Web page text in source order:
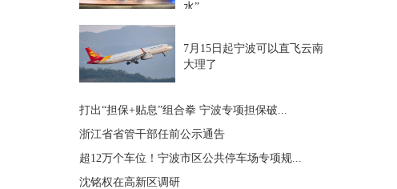
水”
7月15日起宁波可以直飞云南
大理了
打出“担保+贴息”组合拳 宁波专项担保破...
浙江省省管干部任前公示通告
超12万个车位！宁波市区公共停车场专项规...
沈铭权在高新区调研